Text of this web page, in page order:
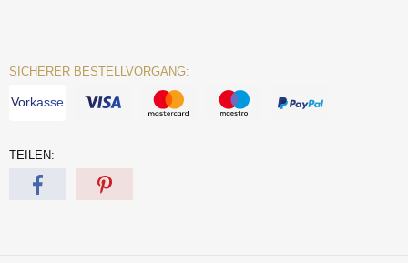
SICHERER BESTELLVORGANG:
Vorkasse
TEILEN: